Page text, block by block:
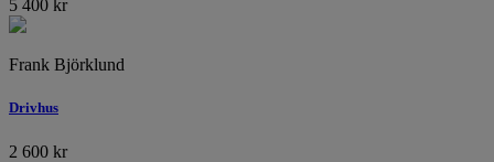
5 400 kr
Frank Björklund
Drivhus
2 600 kr